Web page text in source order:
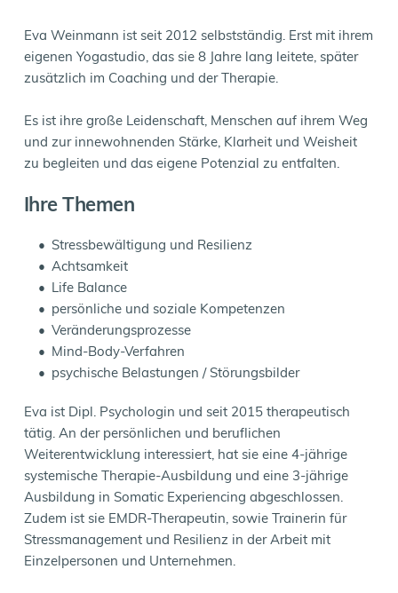
Eva Weinmann ist seit 2012 selbstständig. Erst mit ihrem
eigenen Yogastudio, das sie 8 Jahre lang leitete, später
zusätzlich im Coaching und der Therapie.
Es ist ihre große Leidenschaft, Menschen auf ihrem Weg
und zur innewohnenden Stärke, Klarheit und Weisheit
zu begleiten und das eigene Potenzial zu entfalten.
Ihre Themen
Stressbewältigung und Resilienz
Achtsamkeit
Life Balance
persönliche und soziale Kompetenzen
Veränderungsprozesse
Mind-Body-Verfahren
psychische Belastungen / Störungsbilder
Eva ist Dipl. Psychologin und seit 2015 therapeutisch
tätig. An der persönlichen und beruflichen
Weiterentwicklung interessiert, hat sie eine 4-jährige
systemische Therapie-Ausbildung und eine 3-jährige
Ausbildung in Somatic Experiencing abgeschlossen.
Zudem ist sie EMDR-Therapeutin, sowie Trainerin für
Stressmanagement und Resilienz in der Arbeit mit
Einzelpersonen und Unternehmen.